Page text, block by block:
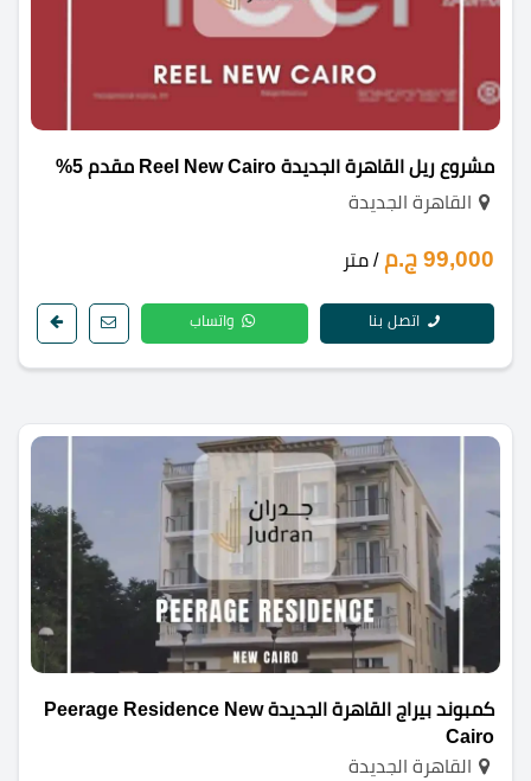
مشروع ريل القاهرة الجديدة Reel New Cairo مقدم 5%
القاهرة الجديدة
99,000 ج.م / متر
اتصل بنا واتساب
كمبوند بيراج القاهرة الجديدة Peerage Residence New
Cairo
القاهرة الجديدة